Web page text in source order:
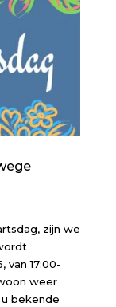
zijn we
van 17:00-
weer
bekende